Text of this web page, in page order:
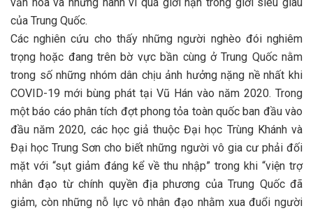
của Trung Quốc.
Các nghiên cứu cho thấy những người nghèo đói nghiêm
trọng hoặc đang trên bờ vực bần cùng ở Trung Quốc nằm
trong số những nhóm dân chịu ảnh hưởng nặng nề nhất khi
COVID-19 mới bùng phát tại Vũ Hán vào năm 2020. Trong
một báo cáo phân tích đợt phong tỏa toàn quốc ban đầu vào
đầu năm 2020, các học giả thuộc Đại học Trùng Khánh và
Đại học Trung Sơn cho biết những người vô gia cư phải đối
mặt với “sụt giảm đáng kể về thu nhập” trong khi “viện trợ
nhân đạo từ chính quyền địa phương của Trung Quốc đã
giảm, còn những nỗ lực vô nhân đạo nhằm xua đuổi người